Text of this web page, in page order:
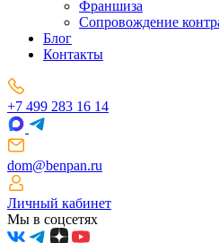
Франшиза
Сопровождение
Блог
Контакты
+7 499 283 16 14
dom@benpan.ru
Личный кабинет
Мы в соцсетях